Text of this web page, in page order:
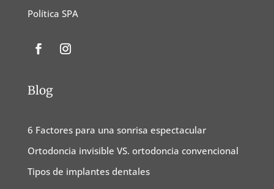
Política SPA
Blog
6 Factores para una sonrisa espectacular
Ortodoncia invisible VS. ortodoncia convencional
Tipos de implantes dentales